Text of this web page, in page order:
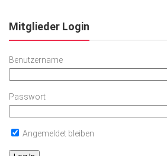
Mitglieder Login
Benutzername
Passwort
Angemeldet bleiben